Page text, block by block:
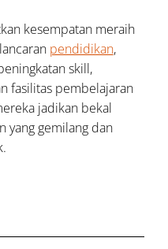
kesempatan meraih
pendidikan,
skill,
fasilitas pembelajaran
jadikan bekal
yang gemilang dan